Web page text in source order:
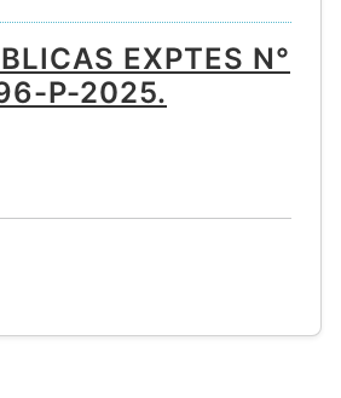
EXPTES N°
P-2025.